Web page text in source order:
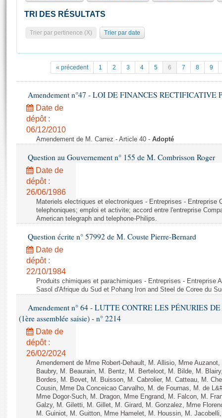
Pétitions
Projets de loi
Propositions de loi
Amendements
Textes adoptés
Rapports d'information
Rapports d'enquête
Rapports législatifs
Baromètre de l’application des lois
Dossiers législatifs
Budget et sécurité sociale
Questions écrites et orales
Comptes rendus des débats
Statistiques et chiffres clés
Documents de référence
( Constitution | Règlement de l'Assemblée ... )
Histoire
Juniors
Anciennes législatures
Liens vers les sites publics
La Bibliothèque
Contacts et plan d'accès
Photos libres de droit
TRI DES RÉSULTATS
Trier par pertinence (X) Trier par date
« précedent 1 2 3 4 5 6 7 8 9
Amendement n°47 - LOI DE FINANCES RECTIFICATIVE
Date de
dépôt :
06/12/2010
Amendement de M. Carrez - Article 40 - Adopté
Question au Gouvernement n° 155 de M. Combrisson Roger
Date de
dépôt :
26/06/1986
Materiels electriques et electroniques - Entreprises - Entreprise
telephoniques; emploi et activite; accord entre l'entreprise
American telegraph and telephone-Philips.
Question écrite n° 57992 de M. Couste Pierre-Bernard
Date de
dépôt :
22/10/1984
Produits chimiques et parachimiques - Entreprises - Entreprise
Sasol d'Afrique du Sud et Pohang Iron and Steel de Coree du
Amendement n° 64 - LUTTE CONTRE LES PÉNURIES
(1ère assemblée saisie) - n° 2214
Date de
dépôt :
26/02/2024
Amendement de Mme Robert-Dehault, M. Allisio, Mme
Baubry, M. Beaurain, M. Bentz, M. Berteloot, M. Bilde, M.
Bordes, M. Bovet, M. Buisson, M. Cabrolier, M. Catteau, M.
Cousin, Mme Da Conceicao Carvalho, M. de Fournas, M. de
Mme Dogor-Such, M. Dragon, Mme Engrand, M. Falcon, M.
Galzy, M. Giletti, M. Gillet, M. Girard, M. Gonzalez, Mme
M. Guiniot, M. Guitton, Mme Hamelet, M. Houssin, M.